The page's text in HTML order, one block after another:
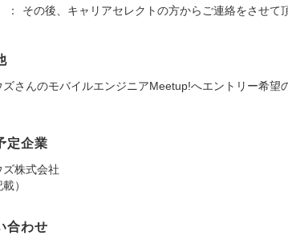
その後、キャリアセレクトの方からご連絡をさせて
ズさんのモバイルエンジニアMeetup!へエントリー希望
定企業
株式会社
）
合わせ